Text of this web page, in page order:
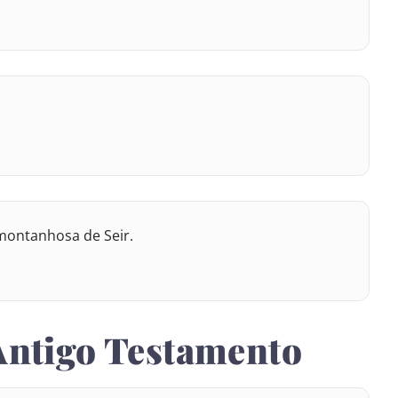
de Seir.
Testamento